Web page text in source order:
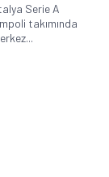
Serie A
takımında